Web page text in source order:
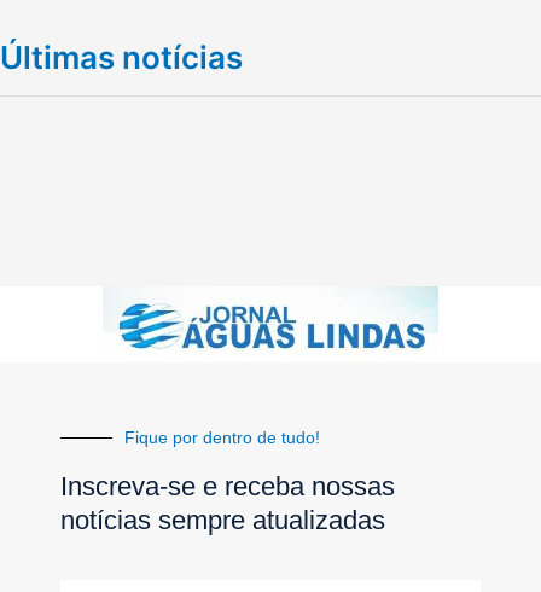
Últimas notícias
Fique por dentro de tudo!
Inscreva-se e receba nossas
notícias sempre atualizadas